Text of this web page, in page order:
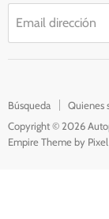
Contacto
Email dirección
Búsqueda Quienes
Copyright © 2026
Empire Theme by